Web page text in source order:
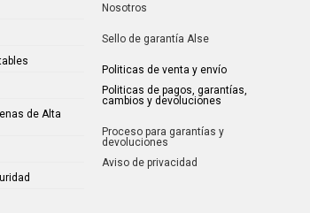
de Alta
Nosotros
Sello de garantía Alse
Politicas de venta y envío
Politicas de pagos, garantías,
cambios y devoluciones
Proceso para garantías y
devoluciones
Aviso de privacidad